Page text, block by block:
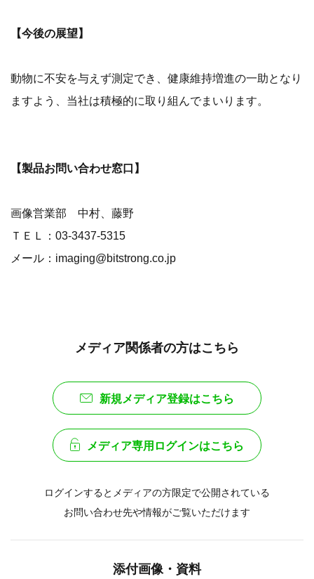
【今後の展望】
動物に不安を与えず測定でき、健康維持増進の一助となり
ますよう、当社は積極的に取り組んでまいります。
【製品お問い合わせ窓口】
画像営業部 中村、藤野
ＴＥＬ：03-3437-5315
メール：imaging@bitstrong.co.jp
メディア関係者の方はこちら
新規メディア登録はこちら
メディア専用ログインはこちら
ログインするとメディアの方限定で公開されている
お問い合わせ先や情報がご覧いただけます
添付画像・資料